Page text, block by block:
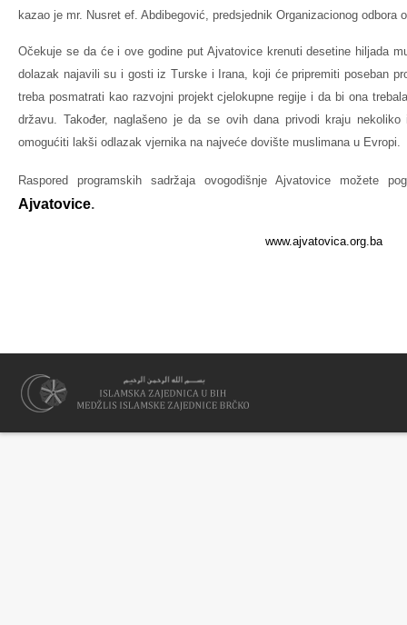
kazao je mr. Nusret ef. Abdibegović, predsjednik Organizacionog odbora
Očekuje se da će i ove godine put Ajvatovice krenuti desetine hiljada
dolazak najavili su i gosti iz Turske i Irana, koji će pripremiti poseban
treba posmatrati kao razvojni projekt cjelokupne regije i da bi ona
državu. Također, naglašeno je da se ovih dana privodi kraju nekoliko
omogućiti lakši odlazak vjernika na najveće dovište muslimana u Evropi.
Raspored programskih sadržaja ovogodišnje Ajvatovice možete
Ajvatovice.
www.ajvatovica.org.ba